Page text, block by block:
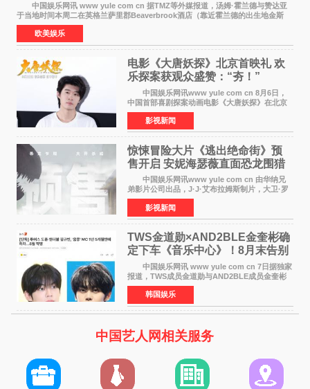
中国娱乐网讯 www yule com cn 据TMZ等外媒报道，汤姆·霍兰德与赞达亚
于当地时间本周二在英格兰萨里郡Beaverbrook酒店（靠近霍兰德的出生地金斯
顿）举办婚宴，邀请家人与朋友们喝喜酒，庆祝
欧美娱乐
电影《大唐妖探》北京首映礼 欢
乐探案获观众盛赞：“夯！”
中国娱乐网讯www yule com cn 8月6日，
中国首部喜剧探案动画电影《大唐妖探》在北京
举办电影首映礼。导演程腾、联合导演黄珉、总
制片人曹紫建、制片人李莹莹，配音导演张喆，
对白指导程寅，领
影视新闻
惊悚冒险大片《逃出绝命街》预
售开启 安妮海瑟薇直面恐龙围猎
中国娱乐网讯www yule com cn 由华纳兄
弟影片公司出品，J·J·艾布拉姆斯制片，大卫·罗
伯特·米切尔执导，好莱坞巨星安妮·海瑟薇和伊万
·麦克格雷格领衔主演的2026暑期惊悚冒险大片
《逃出绝
影视新闻
TWS金道勋×AND2BLE金奎彬确
定下车《音乐中心》！8月末告别
MC席位
中国娱乐网讯 www yule com cn 7日据独家
报道，TWS成员金道勋与AND2BLE成员金奎彬
将于8月离开《音乐中心》MC的位置。 金道
勋与金奎彬于去年3月与H2H A-NA一起被选为
《音乐中心》MC，约1
韩国娱乐
中国艺人网相关服务